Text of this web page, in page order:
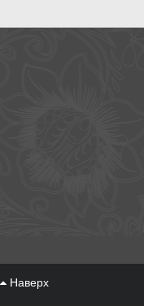
Наверх